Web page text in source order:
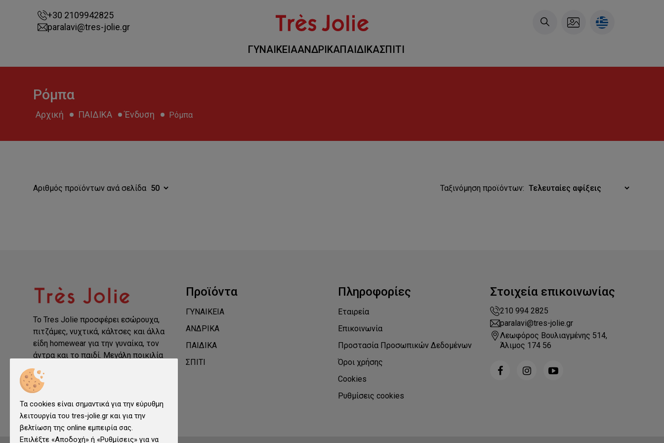
+30 2109942825
paralavi@tres-jolie.gr
ΓΥΝΑΙΚΕΙΑΑΝΔΡΙΚΑΠΑΙΔΙΚΑΣΠΙΤΙ
Ρόμπα
Αρχική ΠΑΙΔΙΚΑ Ένδυση Ρόμπα
Αριθμός προϊόντων ανά σελίδα Ταξινόμηση προϊόντων:
Το Tres Jolie προσφέρει εσώρουχα,
πιτζάμες, νυχτικά, κάλτσες και άλλα
είδη homewear για την γυναίκα, τον
άντρα και το παιδί. Μεγάλη ποικιλία
από μοντέρνα ρούχα και εσώρουχα.
Στοιχεία επικοινωνίας
210 994 2825
paralavi@tres-jolie.gr
Λεωφόρος Βουλιαγμένης 514,
Άλιμος 174 56
Προϊόντα
ΓΥΝΑΙΚΕΙΑ
ΑΝΔΡΙΚΑ
ΠΑΙΔΙΚΑ
ΣΠΙΤΙ
Πληροφορίες
Εταιρεία
Επικοινωνία
Προστασία Προσωπικών Δεδομένων
Όροι χρήσης
Cookies
Ρυθμίσεις cookies
Τα cookies είναι σημαντικά για την εύρυθμη
λειτουργία του tres-jolie.gr και για την
βελτίωση της online εμπειρία σας.
Επιλέξτε «Αποδοχή» ή «Ρυθμίσεις» για να